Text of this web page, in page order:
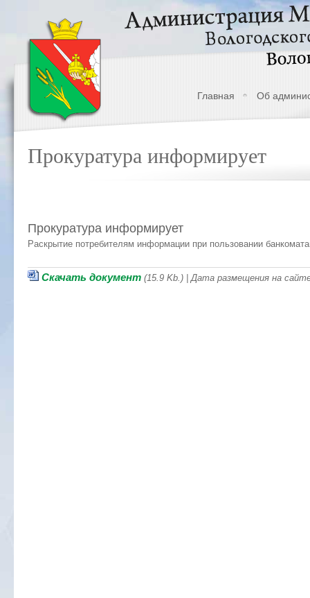
Главная Об
Прокуратура информирует
Прокуратура информирует
Раскрытие потребителям информации при пользовании
Скачать документ (15.9 Kb.) | Дата размещения на